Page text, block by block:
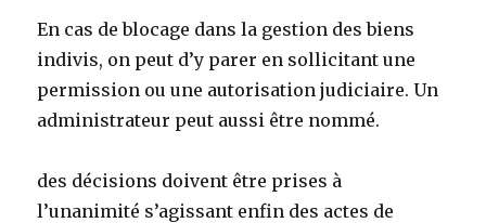
En cas de blocage dans la gestion des biens
indivis, on peut d’y parer en sollicitant une
permission ou une autorisation judiciaire. Un
administrateur peut aussi être nommé.
des décisions doivent être prises à
l’unanimité s’agissant enfin des actes de